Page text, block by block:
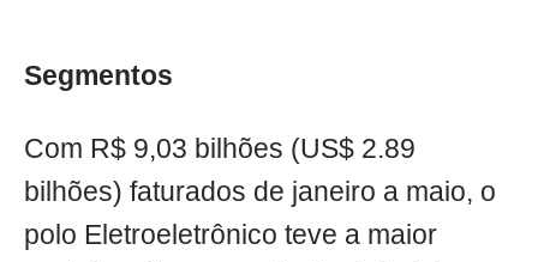
Segmentos
Com R$ 9,03 bilhões (US$ 2.89
bilhões) faturados de janeiro a maio, o
polo Eletroeletrônico teve a maior